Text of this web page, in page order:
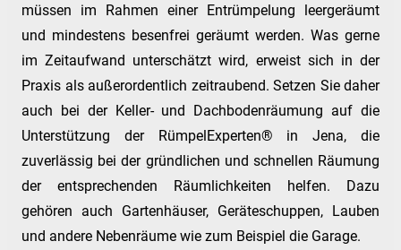
müssen im Rahmen einer Entrümpelung leergeräumt
und mindestens besenfrei geräumt werden. Was gerne
im Zeitaufwand unterschätzt wird, erweist sich in der
Praxis als außerordentlich zeitraubend. Setzen Sie daher
auch bei der Keller- und Dachbodenräumung auf die
Unterstützung der RümpelExperten® in Jena, die
zuverlässig bei der gründlichen und schnellen Räumung
der entsprechenden Räumlichkeiten helfen. Dazu
gehören auch Gartenhäuser, Geräteschuppen, Lauben
und andere Nebenräume wie zum Beispiel die Garage.